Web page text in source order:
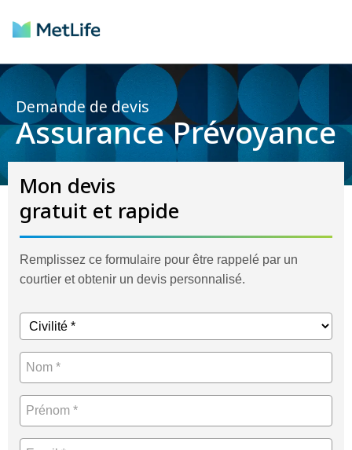
Demande de devis
Assurance Prévoyance
Mon devis
gratuit et rapide
Remplissez ce formulaire pour être rappelé par un
courtier et obtenir un devis personnalisé.